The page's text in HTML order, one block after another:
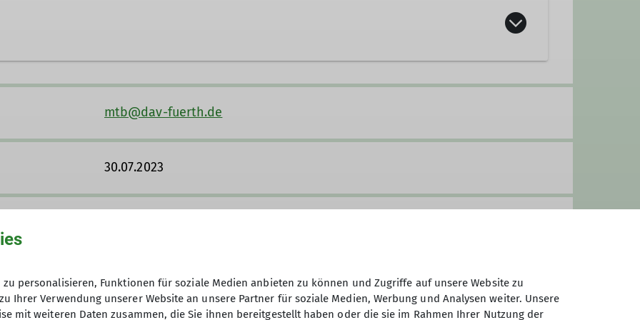
Treffen mit kürzeren Ausfahrten, Tagestouren und mehrtägige Touren sowohl in
überwiegend im Zeitraum von April bis Oktober an. Zusätzlich ergänzen
von Touren in schöner Landschaft, wobei wir gerne auch technische Trails mit
während oder nach einer Tour bei uns auch nicht zu kurz.
melde dich doch gerne per E-Mail bei mir und komm dann mal zu einer unserer
mtb@dav-fuerth.de
30.07.2023
personalisieren, Funktionen für soziale Medien anbieten zu können und Zugriffe auf unsere Website zu
Ihrer Verwendung unserer Website an unsere Partner für soziale Medien, Werbung und Analysen weiter. Unsere
mit weiteren Daten zusammen, die Sie ihnen bereitgestellt haben oder die sie im Rahmen Ihrer Nutzung der